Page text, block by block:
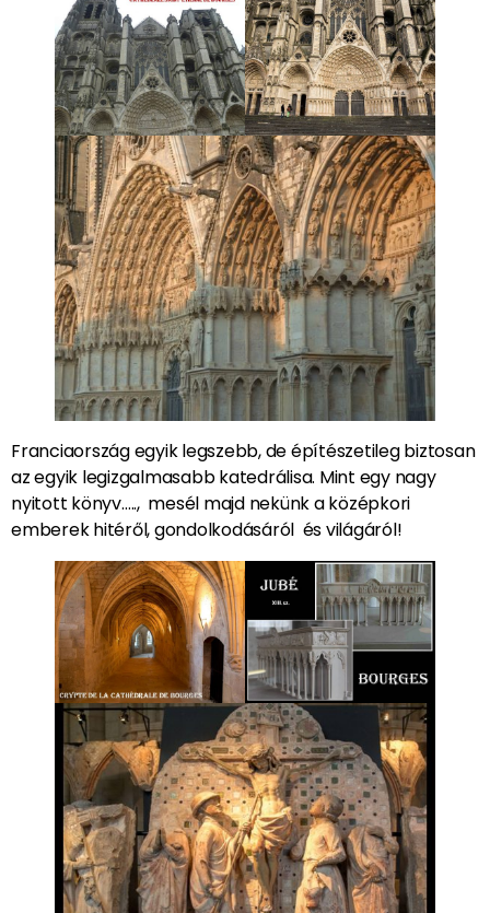
Franciaország egyik legszebb, de építészetileg biztosan
az egyik legizgalmasabb katedrálisa. Mint egy nagy
nyitott könyv….., mesél majd nekünk a középkori
emberek hitéről, gondolkodásáról és világáról!